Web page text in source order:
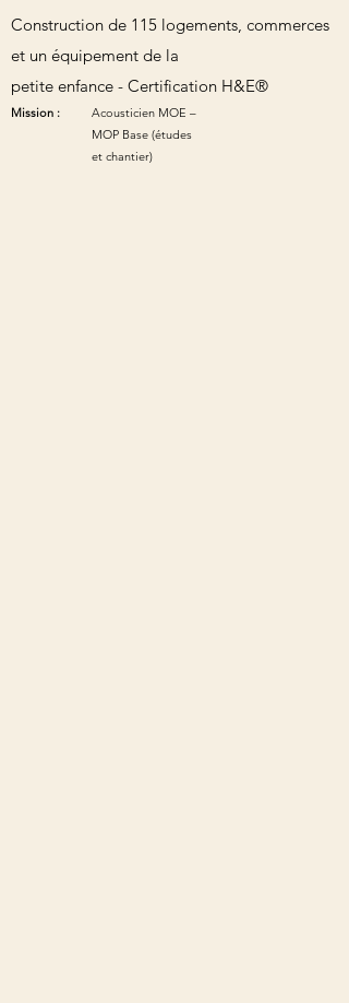
Construction de 115 logements, commerces
et un équipement de la
petite enfance - Certification H&E®
Mission :
Acousticien MOE –
MOP Base (études
et chantier)